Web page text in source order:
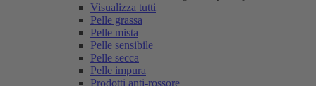
Visualizza tutti
Pelle grassa
Pelle mista
Pelle sensibile
Pelle secca
Pelle impura
Prodotti anti-rossore